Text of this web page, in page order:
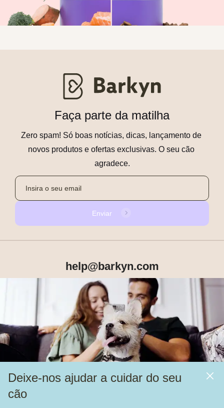
Deixe-nos ajudar a cuidar do seu
cão
Faça parte da matilha
Zero spam! Só boas notícias, dicas, lançamento de
novos produtos e ofertas exclusivas. O seu cão
agradece.
Enviar
help@barkyn.com
Produtos
Mais
Alimentação